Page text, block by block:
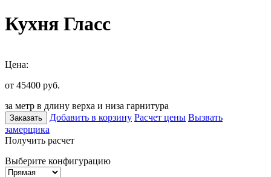
Кухня Гласс
Цена:
от 45400 руб.
за метр в длину верха и низа гарнитура
Заказать Добавить в корзину Расчет цены Вызвать
замерщика
Получить расчет
Выберите конфигурацию